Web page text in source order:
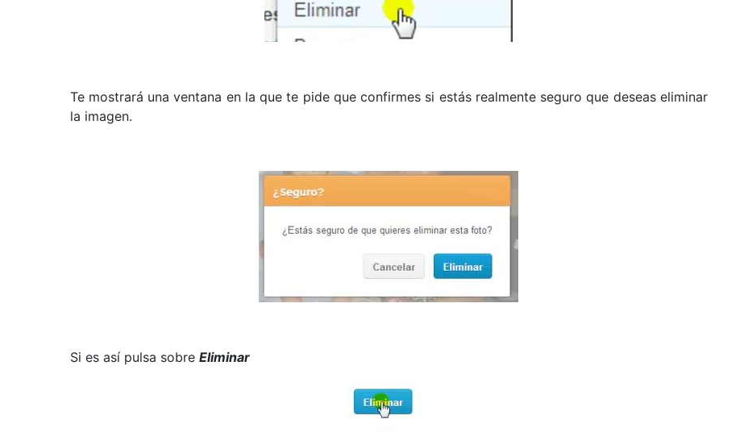
Te mostrará una ventana en la que te pide que confirmes si estás realmente seguro que deseas eliminar
la imagen.
Si es así pulsa sobre Eliminar